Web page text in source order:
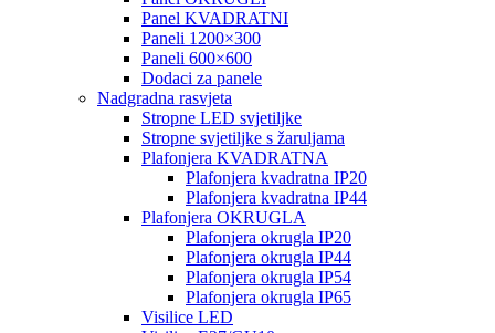
Panel KVADRATNI
Paneli 1200×300
Paneli 600×600
Dodaci za panele
Nadgradna rasvjeta
Stropne LED svjetiljke
Stropne svjetiljke s žaruljama
Plafonjera KVADRATNA
Plafonjera kvadratna IP20
Plafonjera kvadratna IP44
Plafonjera OKRUGLA
Plafonjera okrugla IP20
Plafonjera okrugla IP44
Plafonjera okrugla IP54
Plafonjera okrugla IP65
Visilice LED